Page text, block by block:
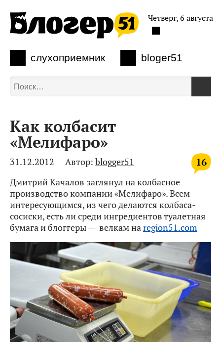
слухоприемник bloger51
Четверг, 6 августа
Как колбасит
«Мелифаро»
16
31.12.2012 Автор: blogger51
Дмитрий Качалов заглянул на колбасное
производство компании «Мелифаро». Всем
интересующимся, из чего делаются колбаса-
сосиски, есть ли среди ингредиентов туалетная
бумага и блоггеры — велкам наregion51.com